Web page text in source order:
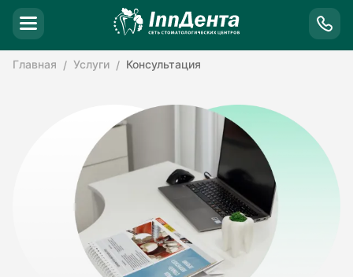
Главная Услуги Консультация